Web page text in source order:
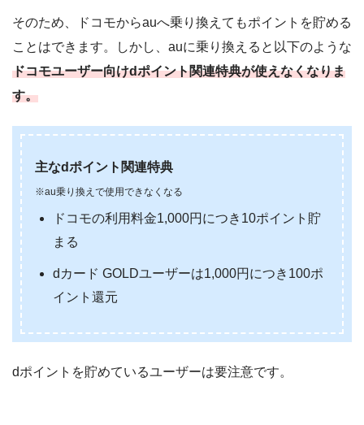
そのため、ドコモからauへ乗り換えてもポイントを貯める
ことはできます。しかし、auに乗り換えると以下のような
ドコモユーザー向けdポイント関連特典が使えなくなりま
す。
主なdポイント関連特典
※au乗り換えで使用できなくなる
ドコモの利用料金1,000円につき10ポイント貯
まる
dカード GOLDユーザーは1,000円につき100ポ
イント還元
dポイントを貯めているユーザーは要注意です。